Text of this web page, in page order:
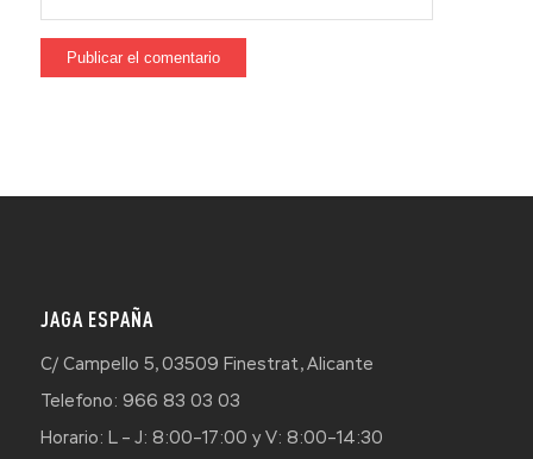
JAGA ESPAÑA
C/ Campello 5, 03509 Finestrat, Alicante
Telefono: 966 83 03 03
Horario: L – J: 8:00–17:00 y V: 8:00–14:30